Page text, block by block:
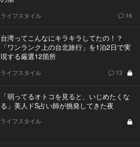
ライフスタイル 16
台湾ってこんなにキラキラしてたの！？
「ワンランク上の台北旅行」を1泊2日で実
現する厳選12箇所
ライフスタイル 13
「弱ってるオトコを見ると、いじめたくな
る」美人ドS占い師が挑発してきた夜
ライフスタイル